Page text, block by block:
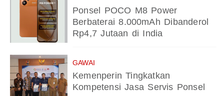
Ponsel POCO M8 Power
Berbaterai 8.000mAh Dibanderol
Rp4,7 Jutaan di India
GAWAI
Kemenperin Tingkatkan
Kompetensi Jasa Servis Ponsel